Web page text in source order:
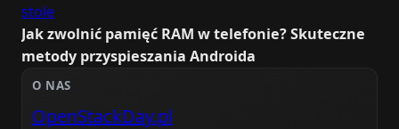
Jak zwolnić pamięć RAM w telefonie? Skuteczne
metody przyspieszania Androida
O NAS
OpenStackDay.pl